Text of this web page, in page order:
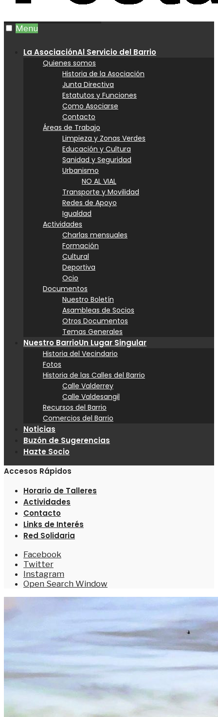
Menu
La AsociaciónAl Servicio del Barrio
Quienes somos
Historia de la Asociación
Junta Directiva
Estatutos y Funciones
Como Asociarse
Contacto
Áreas de Trabajo
Limpieza y Zonas Verdes
Educación y Cultura
Sanidad y Seguridad
Urbanismo
NO AL VIAL
Transporte y Movilidad
Redes de Apoyo
Igualdad
Actividades
Charlas mensuales
Formación
Cultural
Deportiva
Ocio
Documentos
Nuestro Boletín
Asambleas de Socios
Otros Documentos
Temas Generales
Nuestro BarrioUn Lugar Singular
Historia del Vecindario
Fotos
Historia de las Calles del Barrio
Calle Valderrey
Calle Valdesangil
Recursos del Barrio
Comercios del Barrio
Noticias
Buzón de Sugerencias
Hazte Socio
Accesos Rápidos
Horario de Talleres
Actividades
Contacto
Links de Interés
Red Solidaria
Facebook
Twitter
Instagram
Open Search Window